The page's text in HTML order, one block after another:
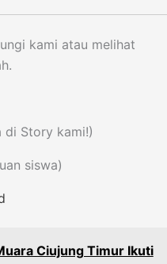
kami atau melihat
Story kami!)
siswa)
Ciujung Timur Ikuti